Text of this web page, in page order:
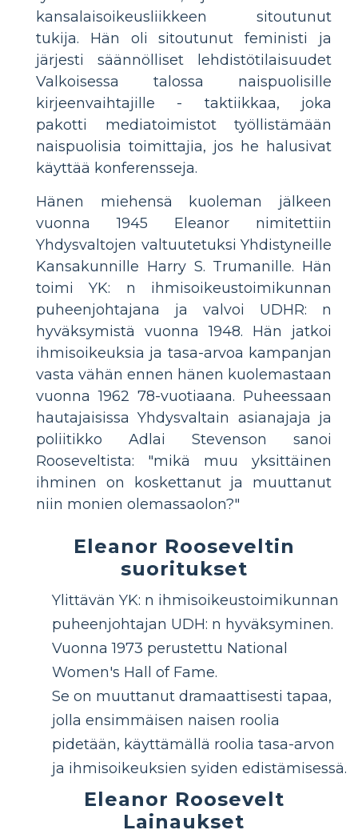
kansalaisoikeusliikkeen sitoutunut
tukija. Hän oli sitoutunut feministi ja
järjesti säännölliset lehdistötilaisuudet
Valkoisessa talossa naispuolisille
kirjeenvaihtajille - taktiikkaa, joka
pakotti mediatoimistot työllistämään
naispuolisia toimittajia, jos he halusivat
käyttää konferensseja.
Hänen miehensä kuoleman jälkeen
vuonna 1945 Eleanor nimitettiin
Yhdysvaltojen valtuutetuksi Yhdistyneille
Kansakunnille Harry S. Trumanille. Hän
toimi YK: n ihmisoikeustoimikunnan
puheenjohtajana ja valvoi UDHR: n
hyväksymistä vuonna 1948. Hän jatkoi
ihmisoikeuksia ja tasa-arvoa kampanjan
vasta vähän ennen hänen kuolemastaan
​​vuonna 1962 78-vuotiaana. Puheessaan
hautajaisissa Yhdysvaltain asianajaja ja
poliitikko Adlai Stevenson sanoi
Rooseveltista: "mikä muu yksittäinen
ihminen on koskettanut ja muuttanut
niin monien olemassaolon?"
Eleanor Rooseveltin
suoritukset
Ylittävän YK: n ihmisoikeustoimikunnan
puheenjohtajan UDH: n hyväksyminen.
Vuonna 1973 perustettu National
Women's Hall of Fame.
Se on muuttanut dramaattisesti tapaa,
jolla ensimmäisen naisen roolia
pidetään, käyttämällä roolia tasa-arvon
ja ihmisoikeuksien syiden edistämisessä.
Eleanor Roosevelt
Lainaukset